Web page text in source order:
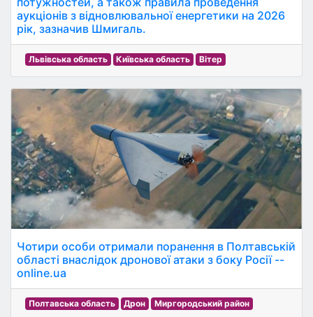
аукціонів з відновлювальної енергетики на 2026
рік, зазначив Шмигаль.
Львівська область Київська область Вітер
Чотири особи отримали поранення в Полтавській
області внаслідок дронової атаки з боку Росії --
online.ua
Полтавська область Дрон Миргородський район